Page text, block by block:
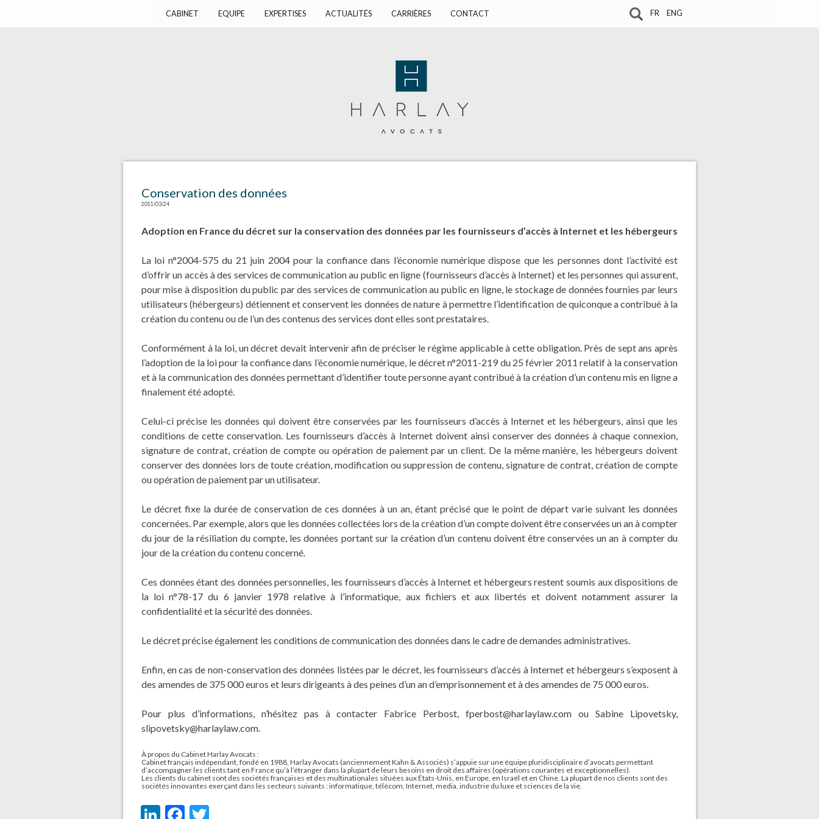
CABINET EQUIPE EXPERTISES ACTUALITÉS CARRIÈRES CONTACT FR ENG
Conservation des données
2011/03/24
Adoption en France du décret sur la conservation des données par les fournisseurs d’accès à Internet et les hébergeurs
La loi n°2004-575 du 21 juin 2004 pour la confiance dans l’économie numérique dispose que les personnes dont l’activité est
d’offrir un accès à des services de communication au public en ligne (fournisseurs d’accès à Internet) et les personnes qui assurent,
pour mise à disposition du public par des services de communication au public en ligne, le stockage de données fournies par leurs
utilisateurs (hébergeurs) détiennent et conservent les données de nature à permettre l’identification de quiconque a contribué à la
création du contenu ou de l’un des contenus des services dont elles sont prestataires.
Conformément à la loi, un décret devait intervenir afin de préciser le régime applicable à cette obligation. Près de sept ans après
l’adoption de la loi pour la confiance dans l’économie numérique, le décret n°2011-219 du 25 février 2011 relatif à la conservation
et à la communication des données permettant d’identifier toute personne ayant contribué à la création d’un contenu mis en ligne a
finalement été adopté.
Celui-ci précise les données qui doivent être conservées par les fournisseurs d’accès à Internet et les hébergeurs, ainsi que les
conditions de cette conservation. Les fournisseurs d’accès à Internet doivent ainsi conserver des données à chaque connexion,
signature de contrat, création de compte ou opération de paiement par un client. De la même manière, les hébergeurs doivent
conserver des données lors de toute création, modification ou suppression de contenu, signature de contrat, création de compte
ou opération de paiement par un utilisateur.
Le décret fixe la durée de conservation de ces données à un an, étant précisé que le point de départ varie suivant les données
concernées. Par exemple, alors que les données collectées lors de la création d’un compte doivent être conservées un an à compter
du jour de la résiliation du compte, les données portant sur la création d’un contenu doivent être conservées un an à compter du
jour de la création du contenu concerné.
Ces données étant des données personnelles, les fournisseurs d’accès à Internet et hébergeurs restent soumis aux dispositions de
la loi n°78-17 du 6 janvier 1978 relative à l’informatique, aux fichiers et aux libertés et doivent notamment assurer la
confidentialité et la sécurité des données.
Le décret précise également les conditions de communication des données dans le cadre de demandes administratives.
Enfin, en cas de non-conservation des données listées par le décret, les fournisseurs d’accès à Internet et hébergeurs s’exposent à
des amendes de 375 000 euros et leurs dirigeants à des peines d’un an d’emprisonnement et à des amendes de 75 000 euros.
Pour plus d’informations, n’hésitez pas à contacter Fabrice Perbost,fperbost@harlaylaw.com ou Sabine Lipovetsky,
slipovetsky@harlaylaw.com.
À propos du Cabinet Harlay Avocats :
Cabinet français indépendant, fondé en 1988, Harlay Avocats (anciennement Kahn & Associés) s’appuie sur une équipe pluridisciplinaire d’avocats permettant
d’accompagner les clients tant en France qu’à l’étranger dans la plupart de leurs besoins en droit des affaires (opérations courantes et exceptionnelles).
Les clients du cabinet sont des sociétés françaises et des multinationales situées aux États-Unis, en Europe, en Israël et en Chine. La plupart de nos clients sont des
sociétés innovantes exerçant dans les secteurs suivants : informatique, télécom, Internet, media, industrie du luxe et sciences de la vie.